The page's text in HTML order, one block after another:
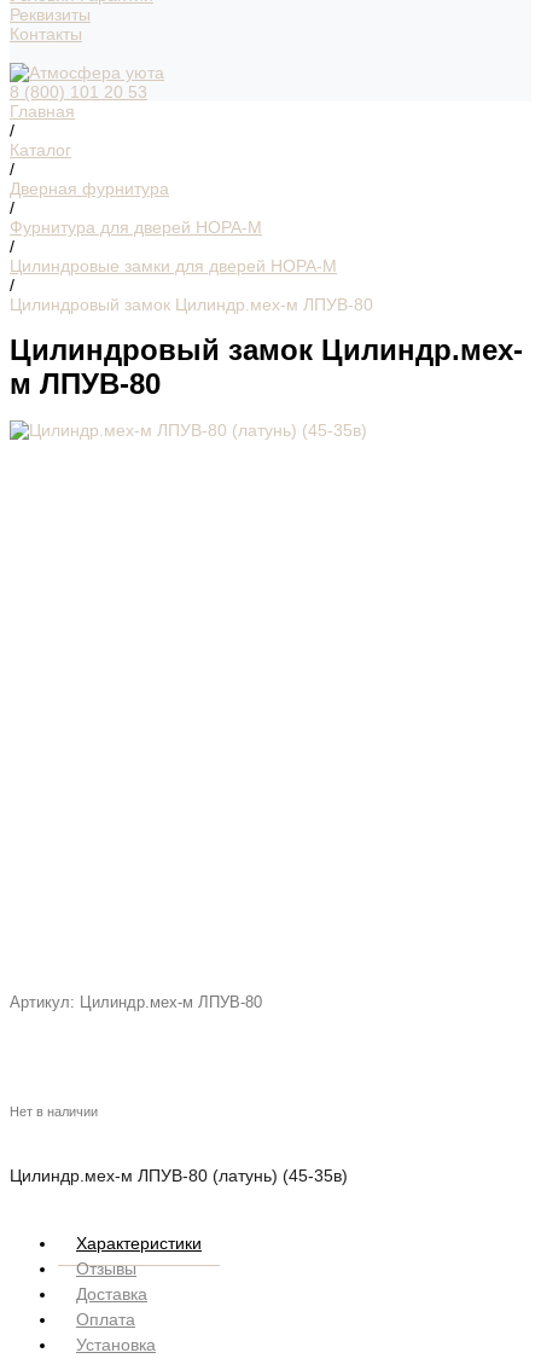
Реквизиты
Контакты
8 (800) 101 20 53
Главная
/
Каталог
/
Дверная фурнитура
/
Фурнитура для дверей НОРА-М
/
Цилиндровые замки для дверей НОРА-М
/
Цилиндровый замок Цилиндр.мех-м ЛПУВ-80
Цилиндровый замок Цилиндр.мех-
м ЛПУВ-80
Артикул: Цилиндр.мех-м ЛПУВ-80
Нет в наличии
Цилиндр.мех-м ЛПУВ-80 (латунь) (45-35в)
Характеристики
Отзывы
Доставка
Оплата
Установка